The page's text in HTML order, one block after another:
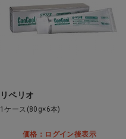
リペリオ
1ケース(80g×6本)
価格：ログイン後表示